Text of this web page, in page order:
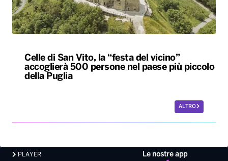
ALTRO
Le nostre app
PLAYER
LAVORA CON NOI